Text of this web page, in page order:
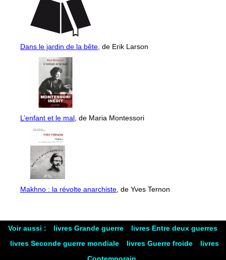
Dans le jardin de la bête , de Erik Larson
L’enfant et le mal , de Maria Montessori
Makhno : la révolte anarchiste , de Yves Ternon
Voir aussi : livres Grande guerre
livres Entre deux guerres
livres Seconde guerre mondiale
livres Guerre froide
livres